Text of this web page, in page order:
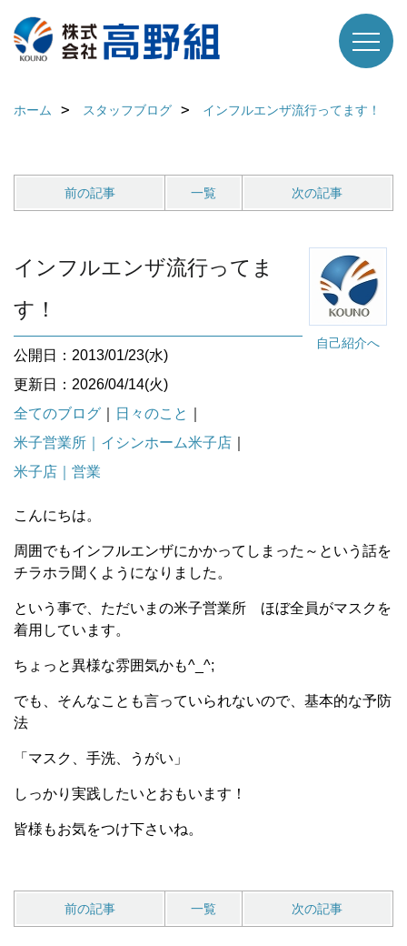
ホーム スタッフブログ インフルエンザ流行ってます！
前の記事 一覧 次の記事
自己紹介へ
インフルエンザ流行ってま
す！
公開日：2013/01/23(水)
更新日：2026/04/14(火)
全てのブログ
日々のこと
米子営業所｜イシンホーム米子店
米子店｜営業
こんにちは。
周囲でもインフルエンザにかかってしまった～という話を
チラホラ聞くようになりました。
という事で、ただいまの米子営業所 ほぼ全員がマスクを
着用しています。
ちょっと異様な雰囲気かも^_^;
でも、そんなことも言っていられないので、基本的な予防
法
「マスク、手洗、うがい」
しっかり実践したいとおもいます！
皆様もお気をつけ下さいね。
前の記事 一覧 次の記事